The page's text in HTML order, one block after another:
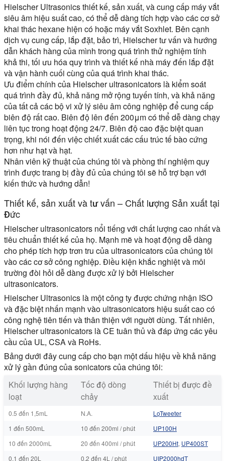
Hielscher Ultrasonics thiết kế, sản xuất, và cung cấp máy vắt
siêu âm hiệu suất cao, có thể dễ dàng tích hợp vào các cơ sở
khai thác hexane hiện có hoặc máy vắt Soxhlet. Bên cạnh
dịch vụ cung cấp, lắp đặt, bảo trì, Hielscher tư vấn và hướng
dẫn khách hàng của mình trong quá trình thử nghiệm tính
khả thi, tối ưu hóa quy trình và thiết kế nhà máy đến lắp đặt
và vận hành cuối cùng của quá trình khai thác.
Ưu điểm chính của Hielscher ultrasonicators là kiểm soát
quá trình đầy đủ, khả năng mở rộng tuyến tính, và khả năng
của tất cả các bộ vi xử lý siêu âm công nghiệp để cung cấp
biên độ rất cao. Biên độ lên đến 200μm có thể dễ dàng chạy
liên tục trong hoạt động 24/7. Biên độ cao đặc biệt quan
trọng, khi nói đến việc chiết xuất các cấu trúc tế bào cứng
hơn như hạt và hạt.
Nhân viên kỹ thuật của chúng tôi và phòng thí nghiệm quy
trình được trang bị đầy đủ của chúng tôi sẽ hỗ trợ bạn với
kiến thức và hướng dẫn!
Thiết kế, sản xuất và tư vấn – Chất lượng Sản xuất tại
Đức
Hielscher ultrasonicators nổi tiếng với chất lượng cao nhất và
tiêu chuẩn thiết kế của họ. Mạnh mẽ và hoạt động dễ dàng
cho phép tích hợp trơn tru của ultrasonicators của chúng tôi
vào các cơ sở công nghiệp. Điều kiện khắc nghiệt và môi
trường đòi hỏi dễ dàng được xử lý bởi Hielscher
ultrasonicators.
Hielscher Ultrasonics là một công ty được chứng nhận ISO
và đặc biệt nhấn mạnh vào ultrasonicators hiệu suất cao có
công nghệ tiên tiến và thân thiện với người dùng. Tất nhiên,
Hielscher ultrasonicators là CE tuân thủ và đáp ứng các yêu
cầu của UL, CSA và RoHs.
Bảng dưới đây cung cấp cho bạn một dấu hiệu về khả năng
xử lý gần đúng của sonicators của chúng tôi:
Khối lượng hàng
loạt
Tốc độ dòng
chảy
Thiết bị được đề
xuất
0.5 đến 1,5mL N.A.
LọTweeter
1 đến 500mL
10 đến 200ml / phút
UP100H
10 đến 2000mL
20 đến 400ml / phút UP200Ht, UP400ST
0.1 đến 20L
0.2 đến 4L / phút UIP2000hdT